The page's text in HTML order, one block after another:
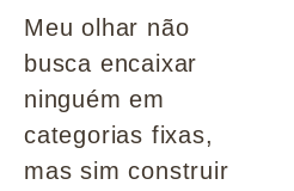
Meu olhar não
busca encaixar
ninguém em
categorias fixas,
mas sim construir